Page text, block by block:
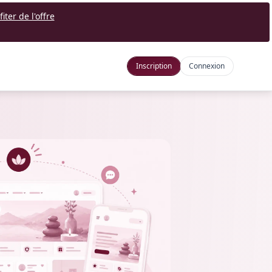
de l'offre
Inscription Connexion